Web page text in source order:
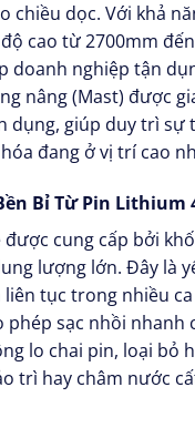
chiều dọc. Với khả
cao từ 2700mm đến
doanh nghiệp tận
nâng (Mast) được
dụng, giúp duy trì sự
đang ở vị trí cao
Bỉ Từ Pin Lithium
được cung cấp bởi
lượng lớn. Đây là
tục trong nhiều
phép sạc nhồi nhanh
lo chai pin, loại bỏ
trì hay châm nước